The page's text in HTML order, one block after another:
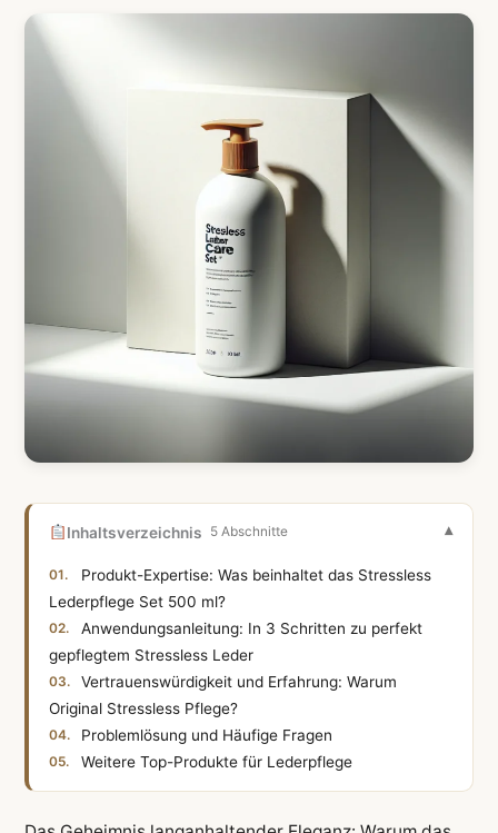
Inhaltsverzeichnis 5 Abschnitte
Produkt-Expertise: Was beinhaltet das Stressless
Lederpflege Set 500 ml?
Anwendungsanleitung: In 3 Schritten zu perfekt
gepflegtem Stressless Leder
Vertrauenswürdigkeit und Erfahrung: Warum
Original Stressless Pflege?
Problemlösung und Häufige Fragen
Weitere Top-Produkte für Lederpflege